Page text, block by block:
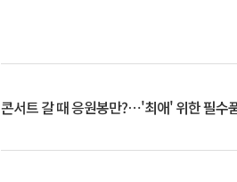
콘서트 갈 때 응원봉만?⋯'최애' 위한 필수